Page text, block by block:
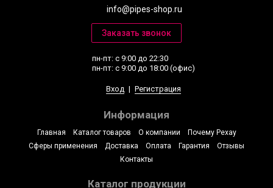
info@pipes-shop.ru
пн-пт: с 9:00 до 22:30
пн-пт: с 9:00 до 18:00 (офис)
Вход | Регистрация
Информация
Главная Каталог товаров О компании
Почему Рехау
Сферы применения
Доставка Оплата Гарантия
Отзывы
Контакты
Каталог продукции